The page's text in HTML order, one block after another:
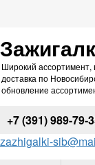
Широкий ассортимент,
доставка по
обновление
+7 (391) 989-79-
zazhigalki-